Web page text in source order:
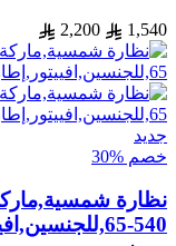
1,540
2,200
جديد
خصم %30
540-